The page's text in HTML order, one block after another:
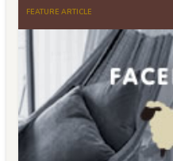
FEATURE ARTICLE